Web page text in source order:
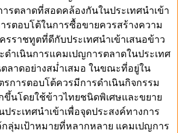
ารตลาดที่สอดคล้องกันในประเทศนำเข้า
รตอบโต้ในการซื้อขายควรสร้างความ
รราชทูตที่ดีกับประเทศนำเข้าเสนอข้าว
ดำเนินการแคมเปญการตลาดในประเทศ
ตลาดอย่างสม่ำเสมอ ในขณะที่อยู่ใน
การตอบโต้ควรมีการดำเนินกิจกรรม
ขึ้นโดยใช้ข้าวไทยชนิดพิเศษและขยาย
ระเทศนำเข้าเพื่อจุดประสงค์ทางการ
กลุ่มเป้าหมายที่หลากหลาย แคมเปญการ